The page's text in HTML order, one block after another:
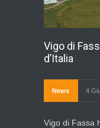
Vigo di
d’Italia
News 4
Vigo di Fassa